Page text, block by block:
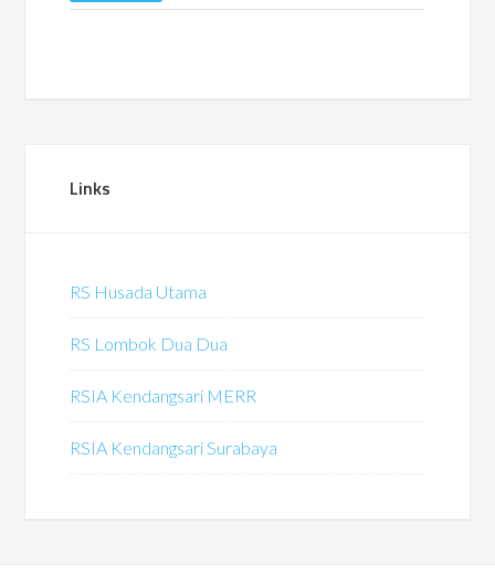
Links
RS Husada Utama
RS Lombok Dua Dua
RSIA Kendangsari MERR
RSIA Kendangsari Surabaya